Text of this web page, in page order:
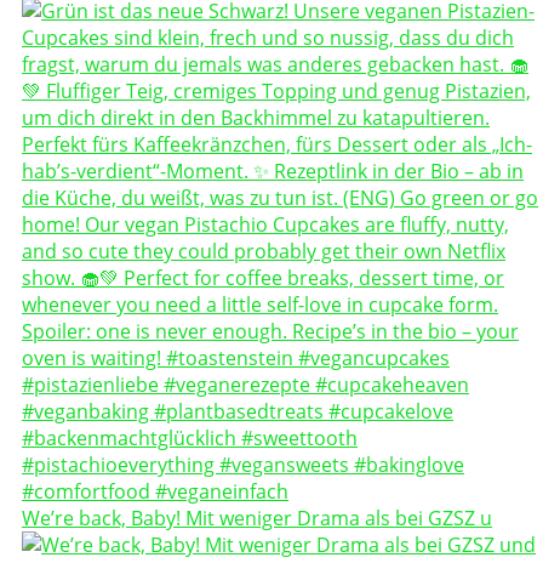
We’re back, Baby! Mit weniger Drama als bei GZSZ u